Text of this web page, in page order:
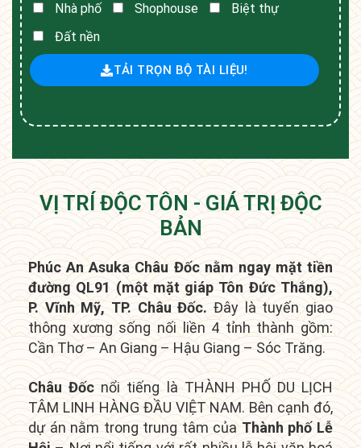
Nhà phố
Shophouse
Biệt thự
Đất nền
TẢI TRỌN BỘ TÀI LIỆU!
VỊ TRÍ ĐỘC TÔN - GIÁ TRỊ ĐỘC
BẢN
Phúc An Asuka Châu Đốc nằm ngay mặt tiền
đường QL91 (một mặt giáp Tôn Đức Thắng),
P. Vĩnh Mỹ, TP. Châu Đốc. Đây là tuyến giao
thông xương sống nối liền 4 tỉnh thành gồm:
Cần Thơ – An Giang – Hậu Giang – Sóc Trăng.
Châu Đốcnổi tiếng là THÀNH PHỐ DU LỊCH
TÂM LINH HÀNG ĐẦU VIỆT NAM. Bên cạnh đó,
dự án nằm trong trung tâm củaThành phố Lễ